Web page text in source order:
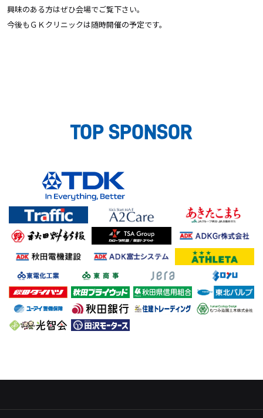
興味のある方はぜひ会場でご覧下さい。
今後もＧＫクリニックは随時開催の予定です。
TOP SPONSOR